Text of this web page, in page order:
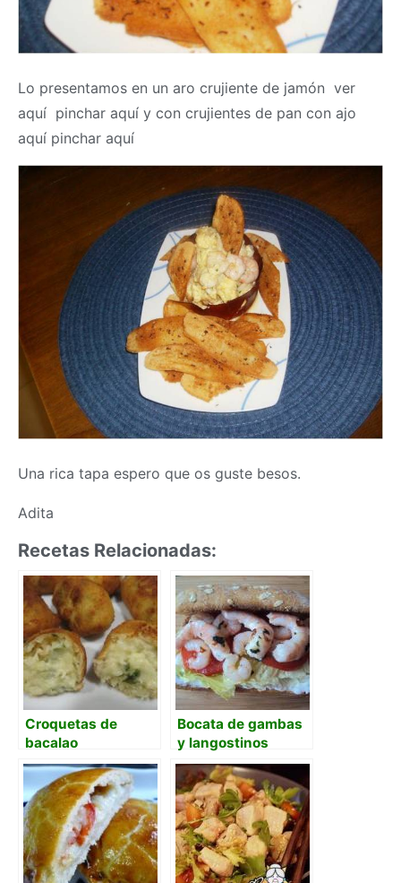
Lo presentamos en un aro crujiente de jamón ver
aquí pinchar aquí y con crujientes de pan con ajo
aquí pinchar aquí
Una rica tapa espero que os guste besos.
Adita
Recetas Relacionadas:
Croquetas de
bacalao
Bocata de gambas
y langostinos
marinados con
mayonesa de
wasabi